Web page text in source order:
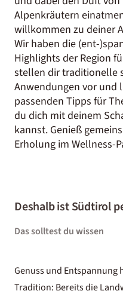
Alpenkräutern
willkommen zu deiner
Wir haben die (ent-
Highlights der Region
stellen dir traditionelle
Anwendungen vor und
passenden Tipps für
du dich mit deinem
kannst. Genieß
Erholung im Wellness-
Deshalb ist Südtirol
Das solltest du wissen
Genuss und Entspannung
Tradition: Bereits die